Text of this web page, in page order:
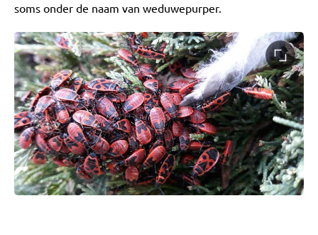
soms onder de naam van weduwepurper.